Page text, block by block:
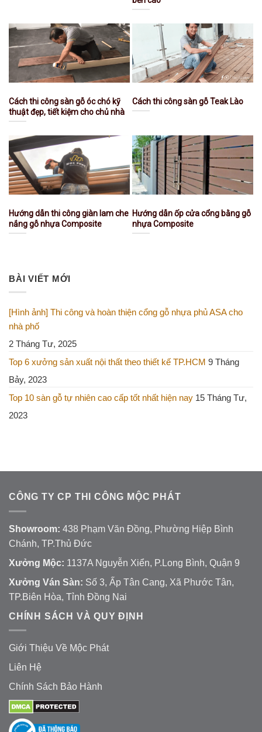
Cách thi công sàn gỗ óc chó kỹ
thuật đẹp, tiết kiệm cho chủ nhà
Cách thi công sàn gỗ Teak Lào
Hướng dẫn thi công giàn lam che
nắng gỗ nhựa Composite
Hướng dẫn ốp cửa cổng bằng gỗ
nhựa Composite
BÀI VIẾT MỚI
[Hình ảnh] Thi công và hoàn thiện cổng gỗ nhựa phủ ASA cho
nhà phố
2 Tháng Tư, 2025
Top 6 xưởng sản xuất nội thất theo thiết kế TP.HCM 9 Tháng
Bảy, 2023
Top 10 sàn gỗ tự nhiên cao cấp tốt nhất hiện nay 15 Tháng Tư,
2023
CÔNG TY CP THI CÔNG MỘC PHÁT
Showroom: 438 Phạm Văn Đồng, Phường Hiệp Bình
Chánh, TP.Thủ Đức
Xưởng Mộc: 1137A Nguyễn Xiển, P.Long Bình, Quận 9
Xưởng Ván Sàn: Số 3, Ấp Tân Cang, Xã Phước Tân,
TP.Biên Hòa, Tỉnh Đồng Nai
CHÍNH SÁCH VÀ QUY ĐỊNH
Giới Thiệu Về Mộc Phát
Liên Hệ
Chính Sách Bảo Hành